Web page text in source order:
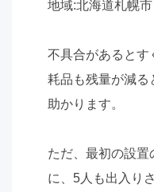
地域:北海道札幌市
不具合があるとす
耗品も残量が減る
助かります。
ただ、最初の設
に、 5 人も出入り